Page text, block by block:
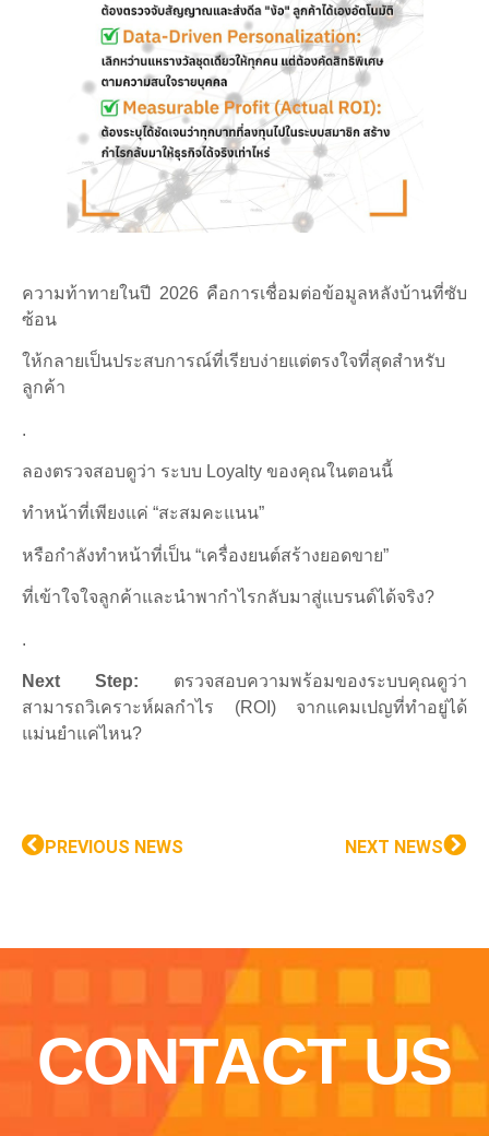
ความท้าทายในปี 2026 คือการเชื่อมต่อข้อมูลหลังบ้านที่ซับ
ซ้อน
ให้กลายเป็นประสบการณ์ที่เรียบง่ายแต่ตรงใจที่สุดสำหรับ
ลูกค้า
.
ลองตรวจสอบดูว่า ระบบ Loyalty ของคุณในตอนนี้
ทำหน้าที่เพียงแค่ “สะสมคะแนน”
หรือกำลังทำหน้าที่เป็น “เครื่องยนต์สร้างยอดขาย”
ที่เข้าใจใจลูกค้าและนำพากำไรกลับมาสู่แบรนด์ได้จริง?
.
Next Step: ตรวจสอบความพร้อมของระบบคุณดูว่า
สามารถวิเคราะห์ผลกำไร (ROI) จากแคมเปญที่ทำอยู่ได้
แม่นยำแค่ไหน?
PREVIOUS NEWS NEXT NEWS
CONTACT US